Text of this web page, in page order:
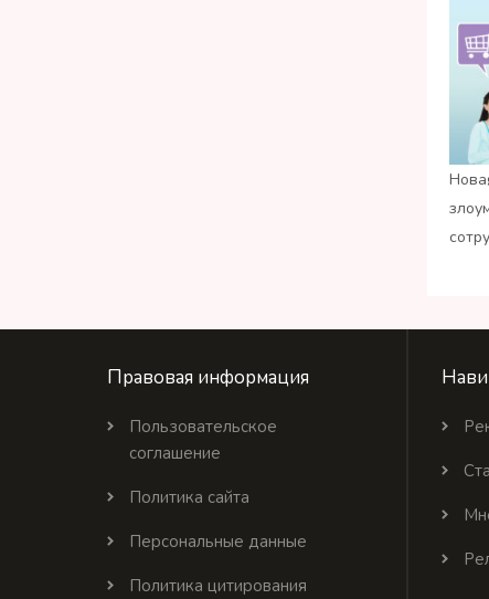
Правовая информация
Пользовательское
соглашение
Политика сайта
Персональные данные
Политика цитирования